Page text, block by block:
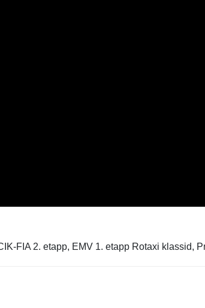
FIA 2. etapp, EMV 1. etapp Rotaxi klassid,